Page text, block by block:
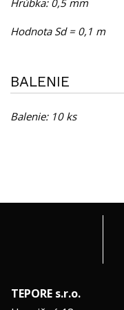
Hodnota Sd = 0,1 m
BALENIE
Balenie: 10 ks
TEPORE s.r.o.